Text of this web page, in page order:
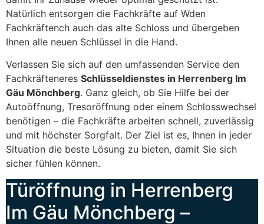
Natürlich entsorgen die Fachkräfte auf Wden
Fachkräftench auch das alte Schloss und übergeben
Ihnen alle neuen Schlüssel in die Hand.
Verlassen Sie sich auf den umfassenden Service den
Fachkräfteneres Schlüsseldienstes in Herrenberg Im
Gäu Mönchberg. Ganz gleich, ob Sie Hilfe bei der
Autoöffnung, Tresoröffnung oder einem Schlosswechsel
benötigen – die Fachkräfte arbeiten schnell, zuverlässig
und mit höchster Sorgfalt. Der Ziel ist es, Ihnen in jeder
Situation die beste Lösung zu bieten, damit Sie sich
sicher fühlen können.
Türöffnung in Herrenberg
Im Gäu Mönchberg –